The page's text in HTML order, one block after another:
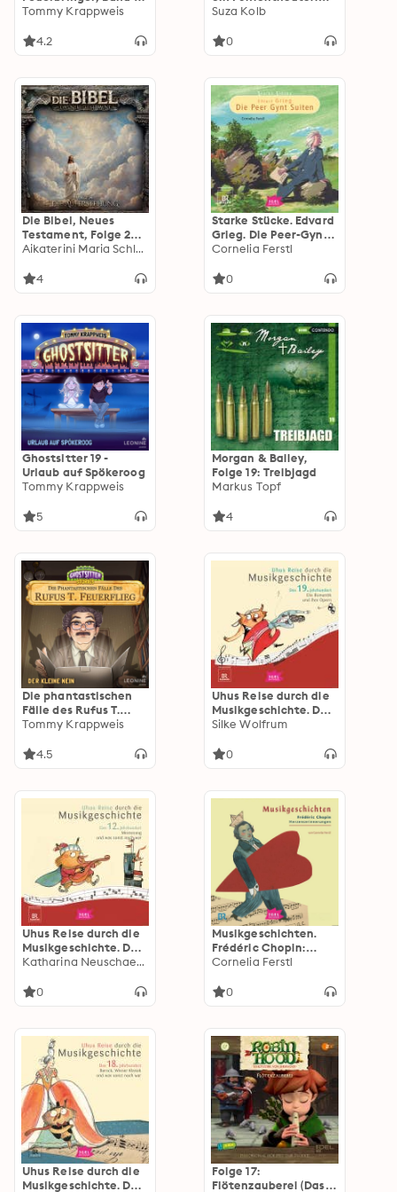
Mara und der
Tommy Krappweis
4.2
(Hörspiel zu Band 8)
Suza Kolb
0
Die Bibel, Neues
Testament, Folge 24:
Die Auferstehung
Aikaterini Maria Schlösser
4
Starke Stücke. Edvard
Grieg. Die Peer-Gynt-
Suiten
Cornelia Ferstl
0
Ghostsitter 19 -
Urlaub auf Spökeroog
Tommy Krappweis
5
Morgan & Bailey,
Folge 19: Treibjagd
Markus Topf
4
Die phantastischen
Fälle des Rufus T.
Feuerflieg 25 - Der
Tommy Krappweis
4.5
Uhus Reise durch die
Musikgeschichte. Das
19. Jahrhundert. Die
Opern
Silke Wolfrum
0
Uhus Reise durch die
Musikgeschichte. Das
12. Jahrhundert.
sonst noch war
Katharina Neuschaefer
0
Musikgeschichten.
Frédéric Chopin:
Herzenserinnerungen
Cornelia Ferstl
0
Uhus Reise durch die
Musikgeschichte. Das
Folge 17:
Flötenzauberei (Das